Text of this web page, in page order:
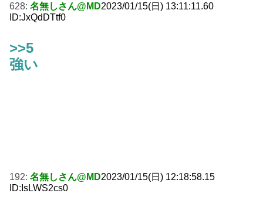
628: 名無しさん@MD2023/01/15(日) 13:11:11.60
ID:JxQdDTtf0
>>5
強い
192: 名無しさん@MD2023/01/15(日) 12:18:58.15
ID:IsLWS2cs0